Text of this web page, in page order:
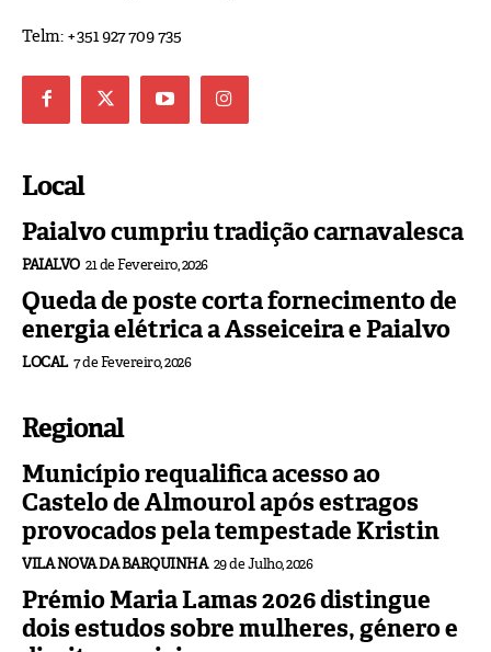
Telm: +351 927 709 735
Local
Paialvo cumpriu tradição carnavalesca
PAIALVO 21 de Fevereiro, 2026
Queda de poste corta fornecimento de
energia elétrica a Asseiceira e Paialvo
LOCAL 7 de Fevereiro, 2026
Regional
Município requalifica acesso ao
Castelo de Almourol após estragos
provocados pela tempestade Kristin
VILA NOVA DA BARQUINHA 29 de Julho, 2026
Prémio Maria Lamas 2026 distingue
dois estudos sobre mulheres, género e